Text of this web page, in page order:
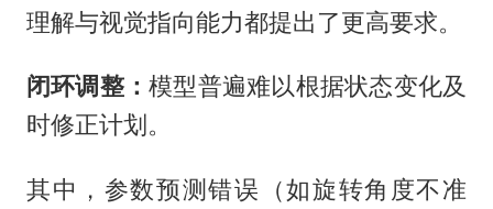
理解与视觉指向能力都提出了更高要求。
闭环调整：模型普遍难以根据状态变化及
时修正计划。
其中，参数预测错误（如旋转角度不准